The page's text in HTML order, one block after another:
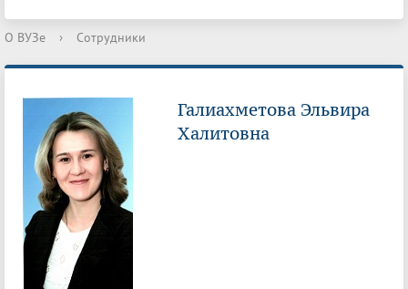
О ВУЗе › Сотрудники
Галиахметова Эльвира
Халитовна